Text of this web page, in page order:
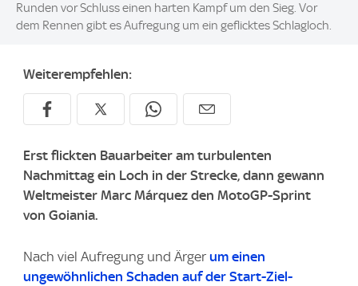
Runden vor Schluss einen harten Kampf um den Sieg. Vor
dem Rennen gibt es Aufregung um ein geflicktes Schlagloch.
Weiterempfehlen:
Erst flickten Bauarbeiter am turbulenten
Nachmittag ein Loch in der Strecke, dann gewann
Weltmeister Marc Márquez den MotoGP-Sprint
von Goiania.
Nach viel Aufregung und Ärger um einen
ungewöhnlichen Schaden auf der Start-Ziel-